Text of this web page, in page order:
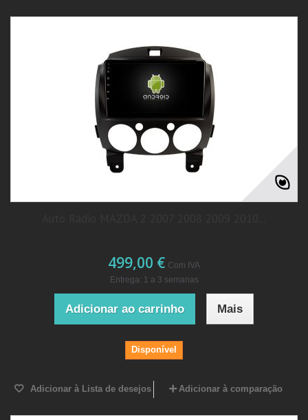
499,00 € Com IVA
Entrega: 1 a 3 semanas
Adicionar ao carrinho Mais
Disponível
Adicionar à Lista de desejos Adicionar à comparação